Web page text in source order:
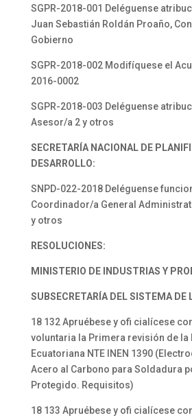
SGPR-2018-001 Deléguense
Juan Sebastián Roldán Proaño,
Gobierno
SGPR-2018-002 Modifíquese el
2016-0002
SGPR-2018-003 Deléguense
Asesor/a 2 y otros
SECRETARÍA NACIONAL DE
DESARROLLO:
SNPD-022-2018 Deléguense
Coordinador/a General
y otros
RESOLUCIONES:
MINISTERIO DE INDUSTRIAS Y
SUBSECRETARÍA DEL SISTEMA DE
18 132 Apruébese y ofi cialícese
voluntaria la Primera revisión de la
Ecuatoriana NTE INEN 1390
Acero al Carbono para Soldadura
Protegido. Requisitos)
18 133 Apruébese y ofi cialícese